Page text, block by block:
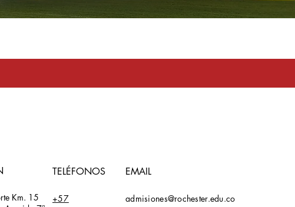
la toma en serio
Km. 15
TELÉFONOS EMAIL
+57
admisiones@rochester.edu.co